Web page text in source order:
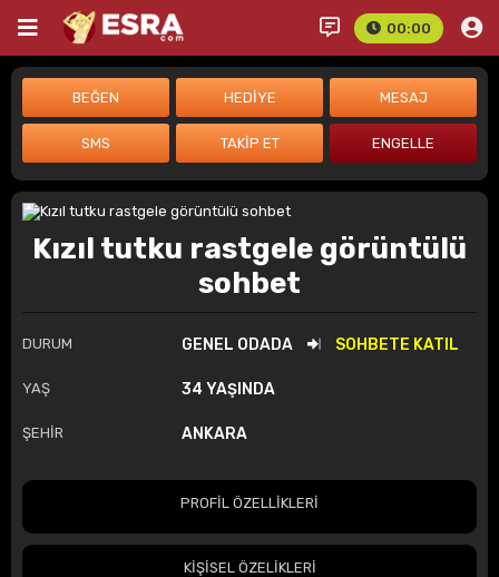
00:00
Kızıl tutku rastgele görüntülü
sohbet
DURUM GENEL ODADA SOHBETE KATIL
YAŞ 34 YAŞINDA
ŞEHİR ANKARA
PROFİL ÖZELLİKLERİ
KİŞİSEL ÖZELİKLERİ